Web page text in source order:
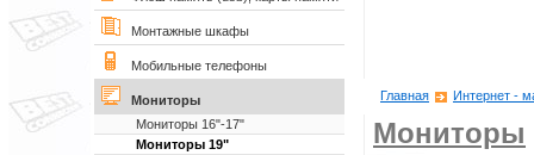
Монтажные шкафы
Мобильные телефоны
Мониторы
Мониторы 16"-17"
Мониторы 19"
Главная Интернет -
Мониторы